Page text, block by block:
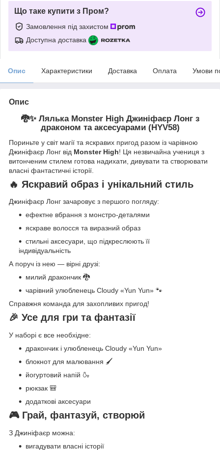
Що таке купити з Пром?
Замовлення під захистом
Доступна доставка
Опис Характеристики Доставка Оплата Умови
Опис
🐉✨ Лялька Monster High Джиніфаєр Лонг з
драконом та аксесуарами (HYV58)
Пориньте у світ магії та яскравих пригод разом із чарівною
Джиніфаєр Лонг від Monster High! Ця незвичайна учениця з
витонченим стилем готова надихати, дивувати та створювати
власні фантастичні історії.
🔥 Яскравий образ і унікальний стиль
Джиніфаєр Лонг зачаровує з першого погляду:
ефектне вбрання з монстро-деталями
яскраве волосся та виразний образ
стильні аксесуари, що підкреслюють її
індивідуальність
А поруч із нею — вірні друзі:
милий дракончик 🐉
чарівний улюбленець Cloudy «Yun Yun» 🐾
Справжня команда для захопливих пригод!
🎉 Усе для гри та фантазії
У наборі є все необхідне:
дракончик і улюбленець Cloudy «Yun Yun»
блокнот для малювання 🖌️
йогуртовий напій 🍶
рюкзак 🎒
додаткові аксесуари
🎮 Грай, фантазуй, створюй
З Джиніфаєр можна:
вигадувати власні історії